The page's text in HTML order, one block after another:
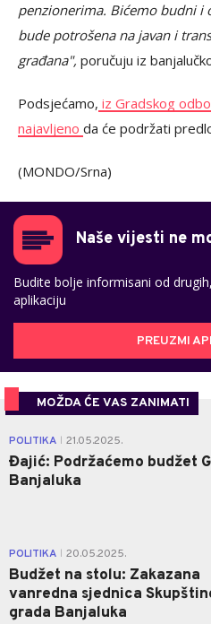
penzionerima. Bićemo budni i
bude potrošena na javan i
građana", poručuju iz
Podsjećamo, iz Gradskog
najavljeno da će podržati
(MONDO/Srna)
Naše vijesti ne
Budite bolje informisani od
aplikaciju
PREUZMI
MOŽDA ĆE VAS ZANIMATI
POLITIKA 21.05.2025.
Đajić: Podržaćemo budžet
Banjaluka
POLITIKA 20.05.2025.
Budžet na stolu: Zakazana
vanredna sjednica
grada Banjaluka